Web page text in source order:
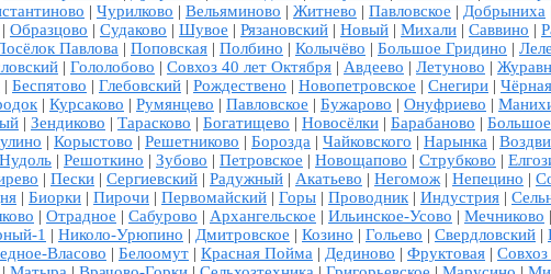
| Чурилково | Вельяминово | Житнево | Павловское | Добрыниха
| Образцово | Судаково | Шувое | Рязановский | Новый | Михали | Саввино |
Павлова | Поповская | Полбино | Колычёво | Большое Гридино |
| Гололобово | Совхоз 40 лет Октября | Авдеево | Летуново |
| Беспятово | Глебовский | Рождествено | Новопетровское | Снегири | Чёрная
| Курсаково | Румянцево | Павловское | Бужарово | Онуфриево |
| Зендиково | Тарасково | Богатищево | Новосёлки | Барабаново |
| Корыстово | Решетниково | Борозда | Чайковского | Нарынка |
Нудоль | Решоткино | Зубово | Петровское | Новощапово | Струбково |
| Пески | Сергиевский | Радужный | Акатьево | Негомож | Непецино |
| Биорки | Пирочи | Первомайский | Горы | Проводник | Индустрия |
| Отрадное | Сабурово | Архангельское | Ильинское-Усово | Мечниково |
1 | Николо-Урюпино | Дмитровское | Козино | Гольево | Свердловский |
Власово | Белоомут | Красная Пойма | Дединово | Фруктовая |